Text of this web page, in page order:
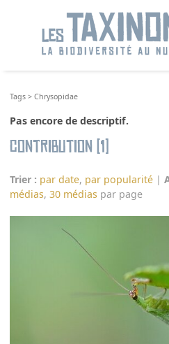
Tags >Chrysopidae
Pas encore de descriptif.
Contribution (1)
Trier : par date, par popularité |
médias,30 médias par page